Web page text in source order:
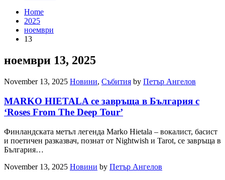
Home
2025
ноември
13
ноември 13, 2025
November 13, 2025 Новини, Събития by Петър Ангелов
MARKO HIETALA се завръща в България с
‘Roses From The Deep Tour’
Финландската метъл легенда Marko Hietala – вокалист, басист
и поетичен разказвач, познат от Nightwish и Tarot, се завръща в
България…
November 13, 2025 Новини by Петър Ангелов